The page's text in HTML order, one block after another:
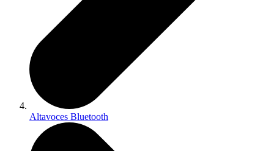
Altavoces Bluetooth